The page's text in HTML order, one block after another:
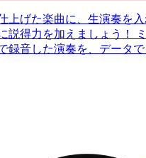
上げた楽曲に、生演奏を
説得力を加えましょう！
録音した演奏を、データ